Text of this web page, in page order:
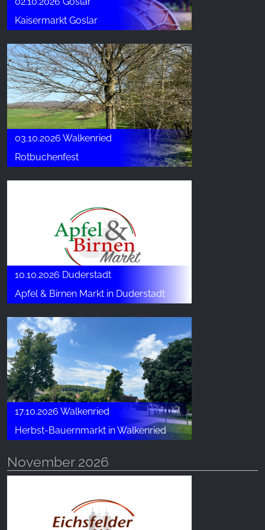
Kaisermarkt Goslar
03.10.2026 Walkenried
Rotbuchenfest
10.10.2026 Duderstadt
Apfel & Birnen Markt in Duderstadt
17.10.2026 Walkenried
Herbst-Bauernmarkt in Walkenried
November 2026